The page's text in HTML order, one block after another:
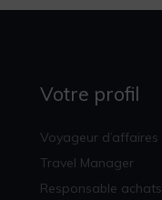
Votre profil
Voyageur d’affaires
Travel Manager
Responsable achats